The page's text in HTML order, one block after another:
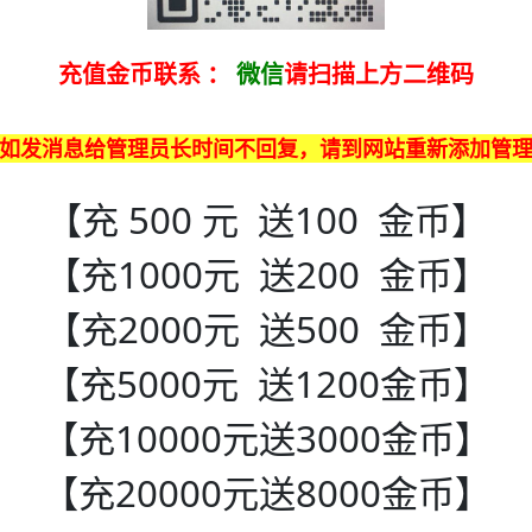
充值金币联系 ： 微信请扫描上方二维码
发消息给管理员长时间不回复，请到网站重新添加管理
【充 500 元 送100 金币】
【充1000元 送200 金币】
【充2000元 送500 金币】
【充5000元 送1200金币】
【充10000元送3000金币】
【充20000元送8000金币】